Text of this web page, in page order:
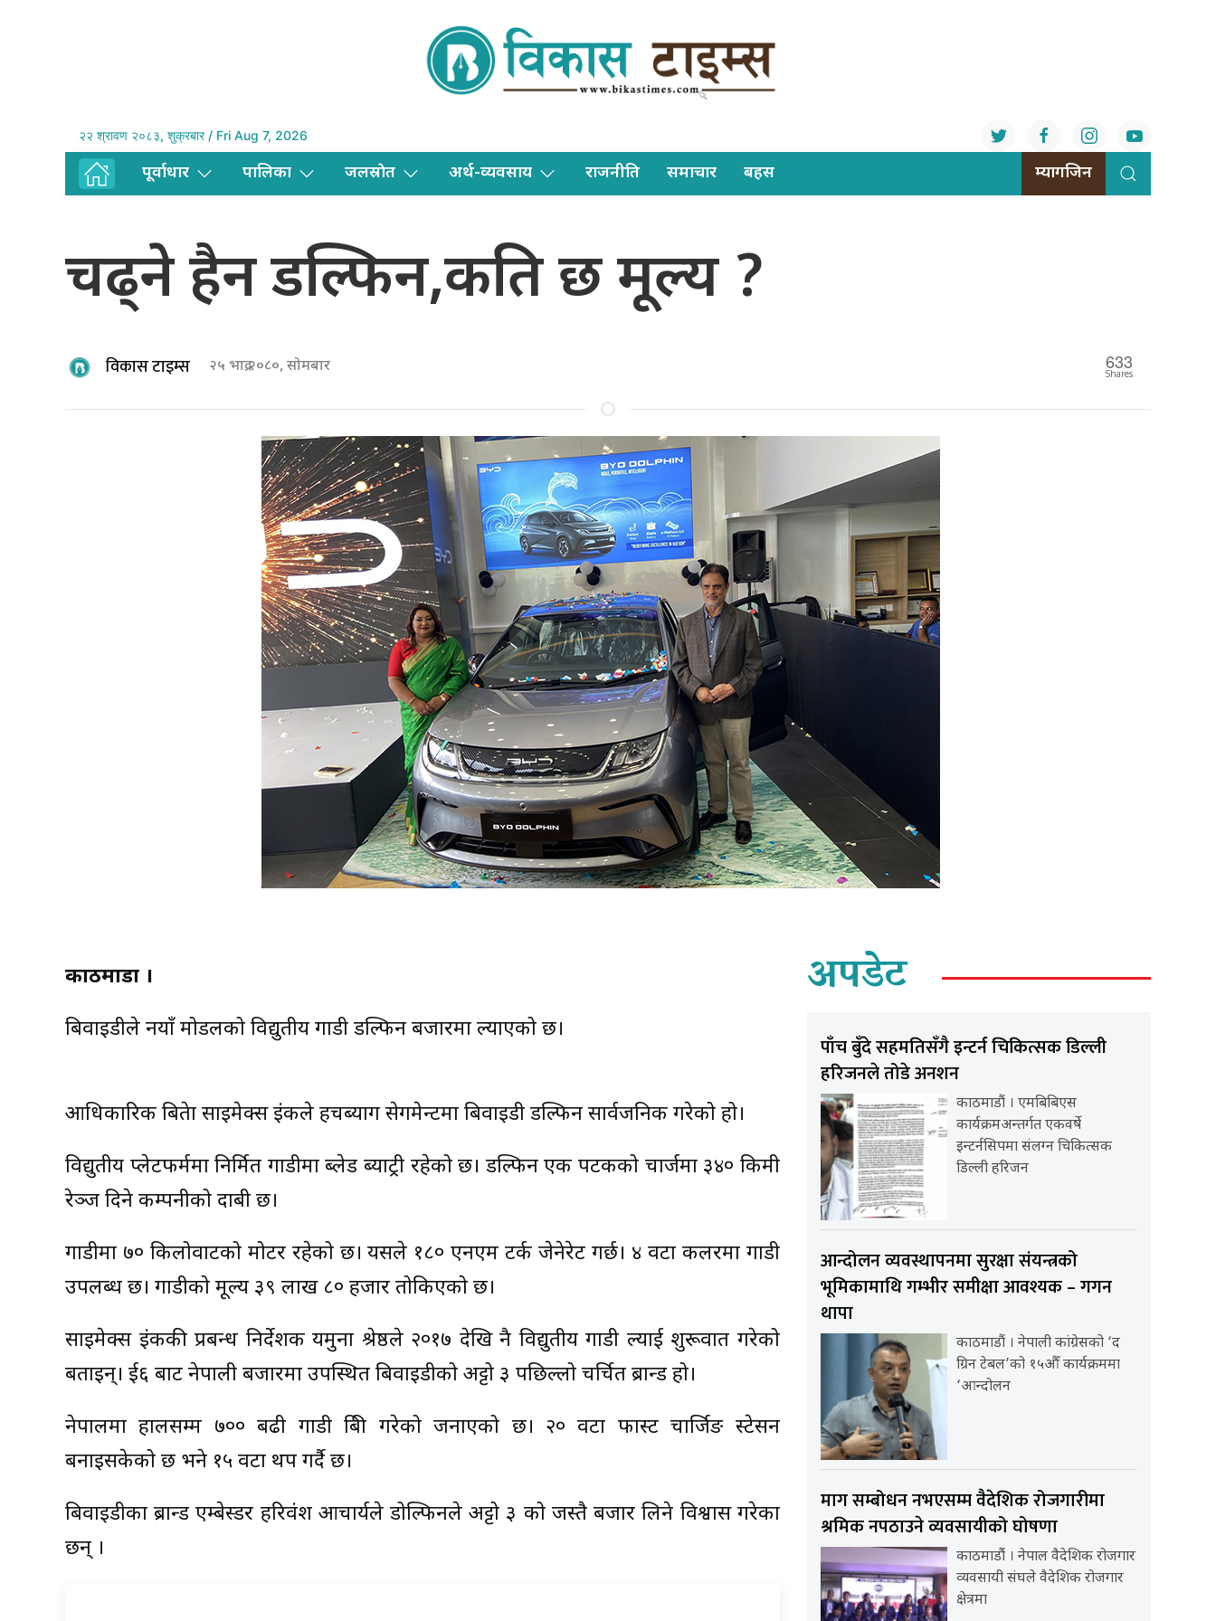
२२ श्रावण २०८३, शुक्रबार / Fri Aug 7, 2026
पूर्वाधार पालिका जलस्राेत अर्थ-व्यवसाय राजनीति समाचार बहस म्यागजिन
चढ्ने हैन डल्फिन,कति छ मूल्य ?
विकास टाइम्स २५ भाद्र २०८०, सोमबार 633
Shares
काठमाडौं ।
बिवाइडीले नयाँ मोडलको विद्युतीय गाडी डल्फिन बजारमा ल्याएको छ।
आधिकारिक बिक्रेता साइमेक्स इंकले हचब्याग सेगमेन्टमा बिवाइडी डल्फिन सार्वजनिक गरेको हो।
विद्युतीय प्लेटफर्ममा निर्मित गाडीमा ब्लेड ब्याट्री रहेको छ। डल्फिन एक पटकको चार्जमा ३४० किमी
रेञ्ज दिने कम्पनीको दाबी छ।
गाडीमा ७० किलोवाटको मोटर रहेको छ। यसले १८० एनएम टर्क जेनेरेट गर्छ। ४ वटा कलरमा गाडी
उपलब्ध छ। गाडीको मूल्य ३९ लाख ८० हजार तोकिएको छ।
साइमेक्स इंककी प्रबन्ध निर्देशक यमुना श्रेष्ठले २०१७ देखि नै विद्युतीय गाडी ल्याई शुरूवात गरेको
बताइन्। ई६ बाट नेपाली बजारमा उपस्थित बिवाइडीको अट्टो ३ पछिल्लो चर्चित ब्रान्ड हो।
नेपालमा हालसम्म ७०० बढी गाडी बिक्री गरेको जनाएको छ। २० वटा फास्ट चार्जिङ स्टेसन
बनाइसकेको छ भने १५ वटा थप गर्दै छ।
बिवाइडीका ब्रान्ड एम्बेस्डर हरिवंश आचार्यले डोल्फिनले अट्टो ३ को जस्तै बजार लिने विश्वास गरेका
छन् ।
अपडेट
पाँच बुँदे सहमतिसँगै इन्टर्न चिकित्सक डिल्ली
हरिजनले तोडे अनशन
काठमाडौं । एमबिबिएस
कार्यक्रमअन्तर्गत एकवर्षे
इन्टर्नसिपमा संलग्न चिकित्सक
डिल्ली हरिजन
आन्दोलन व्यवस्थापनमा सुरक्षा संयन्त्रको
भूमिकामाथि गम्भीर समीक्षा आवश्यक – गगन
थापा
काठमाडौं । नेपाली कांग्रेसको ‘द
ग्रिन टेबल’को १५औँ कार्यक्रममा
‘आन्दोलन
माग सम्बोधन नभएसम्म वैदेशिक रोजगारीमा
श्रमिक नपठाउने व्यवसायीको घोषणा
काठमाडौंं । नेपाल वैदेशिक रोजगार
व्यवसायी संघले वैदेशिक रोजगार
क्षेत्रमा